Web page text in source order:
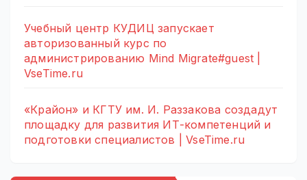
Учебный центр КУДИЦ запускает
авторизованный курс по
администрированию Mind Migrate#guest |
VseTime.ru
«Крайон» и КГТУ им. И. Раззакова создадут
площадку для развития ИТ-компетенций и
подготовки специалистов | VseTime.ru